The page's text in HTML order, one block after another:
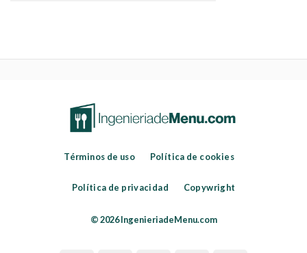
Términos de uso Política de cookies
Política de privacidad Copywright
© 2026 IngenieriadeMenu.com